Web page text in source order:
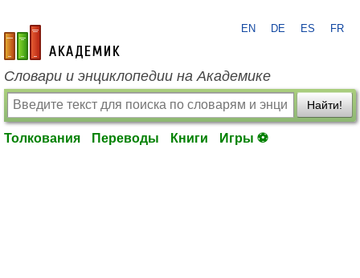
academic.ru
EN DE ES FR
Словари и энциклопедии на Академике
Найти!
Толкования Переводы Книги Игры ⚽